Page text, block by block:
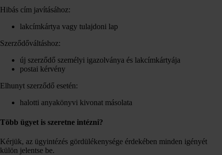
Hibás cím javításához:
lakcímkártya vagy tulajdoni lap
Szerződőváltáshoz:
új szerződő személyi igazolványa és lakcímkártyája
postai kérvény
Elhunyt szerződő esetén:
halotti anyakönyvi kivonat másolata
Több ügyet is szeretne intézni?
Kérjük, az ügyintézés gördülékenysége érdekében minden igényét
külön jelentse be.